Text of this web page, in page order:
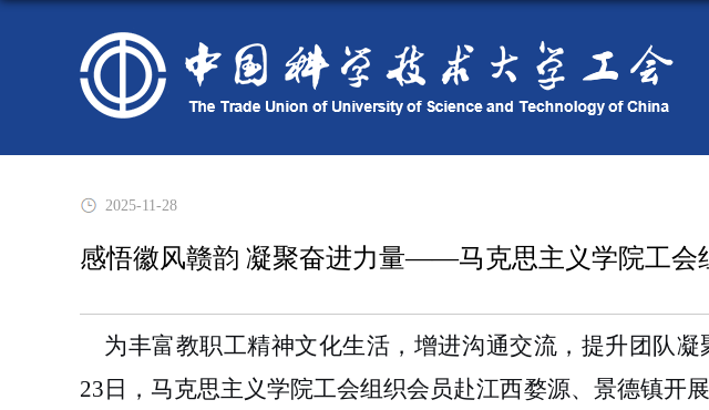
2025-11-28
感悟徽风赣韵 凝聚奋进力量——马克思主义学院工会
为丰富教职工精神文化生活，增进沟通交流，提升团队凝
23日，马克思主义学院工会组织会员赴江西婺源、景德镇开